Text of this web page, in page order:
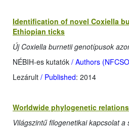
Identification of novel Coxiella
Ethiopian ticks
Új Coxiella burnetii genotípusok
NÉBIH-es kutatók / Authors
Lezárult / Published: 2014
Worldwide phylogenetic
Világszintű filogenetikai kapcsolat